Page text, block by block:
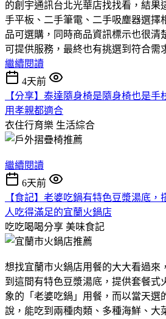
的創宇通訊台北光華店找找看，結果
手平板、二手筆電、二手吸塵器選擇
品可選購，同時商品資訊標示也很清
可提供服務，最終也有挑選到符合需
繼續閱讀
4天前
【分享】泰達隨身椅是隨身椅也是手
用孝親都適合
衣住行育樂 生活綜合
繼續閱讀
6天前
【食記】老婆吃鍋有特色豆漿湯底
人吃得滿足的宜蘭火鍋店
吃吃喝喝分享 美味食記
想找宜蘭市火鍋店用餐的大大看過來
到這間有特色豆漿湯底，提供套餐式
象的「老婆吃鍋」用餐，而以當天選
說，能吃到兩種肉類、多種海鮮、大